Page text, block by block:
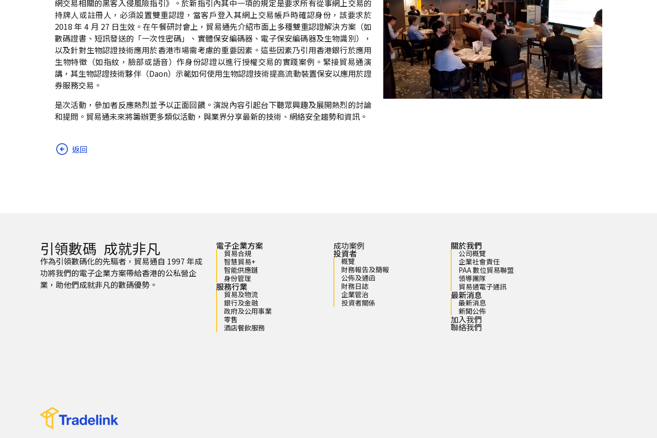
網交易相關的黑客入侵風險指引》。於新指引內其中一項的規定是要求所有從事網上交易的
持牌人或註冊人，必須設置雙重認證，當客戶登入其網上交易帳戶時確認身份，該要求於
2018 年 4 月 27 日生效。在午餐研討會上，貿易通先介紹市面上多種雙重認證解決方案（如
數碼證書、短訊發送的「一次性密碼」、實體保安編碼器、電子保安編碼器及生物識別），
以及針對生物認證技術應用於香港市場需考慮的重要因素。這些因素乃引用香港銀行於應用
生物特徵（如指紋，臉部或語音）作身份認證以進行授權交易的實踐案例。緊接貿易通演
講，其生物認證技術夥伴（Daon）示範如何使用生物認證技術提高流動裝置保安以應用於證
券服務交易。
是次活動，參加者反應熱烈並予以正面回饋。演說內容引起台下聽眾興趣及展開熱烈的討論
和提問。貿易通未來將籌辦更多類似活動，與業界分享最新的技術、網絡安全趨勢和資訊。
返回
引領數碼 成就非凡
作為引領數碼化的先驅者，貿易通自 1997 年成
功將我們的電子企業方案帶給香港的公私營企
業，助他們成就非凡的數碼優勢。
電子企業方案
貿易合規
智慧貿易+
智能供應鏈
身份管理
服務行業
貿易及物流
銀行及金融
政府及公用事業
零售
酒店餐飲服務
成功案例
投資者
概覽
財務報告及簡報
公佈及通函
財務日誌
企業管治
投資者關係
關於我們
公司概覽
企業社會責任
PAA 數位貿易聯盟
領導團隊
貿易通電子通訊
最新消息
最新消息
新聞公佈
加入我們
聯絡我們